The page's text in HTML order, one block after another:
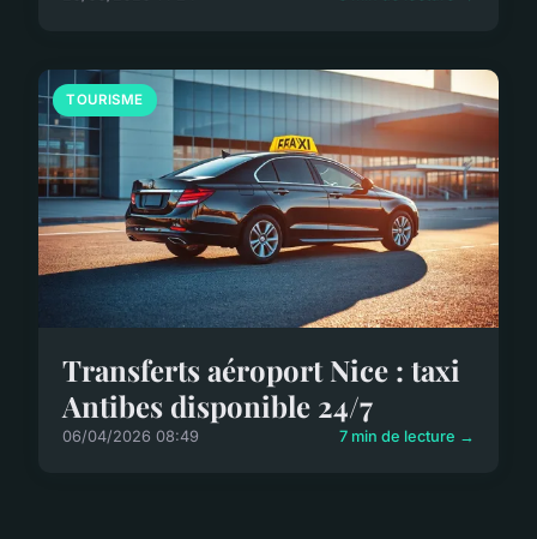
TOURISME
Transferts aéroport Nice : taxi
Antibes disponible 24/7
06/04/2026 08:49 7 min de lecture →